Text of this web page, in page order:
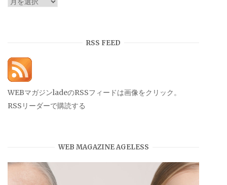
RSS FEED
WEBマガジンladeのRSSフィードは画像をクリック。
RSSリーダーで購読する
WEB MAGAZINE AGELESS